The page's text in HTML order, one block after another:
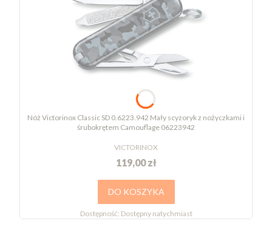
Nóż Victorinox Classic SD 0.6223.942 Mały scyzoryk z nożyczkami i
śrubokrętem Camouflage 06223942
VICTORINOX
119,00 zł
DO KOSZYKA
Dostępność: Dostępny natychmiast